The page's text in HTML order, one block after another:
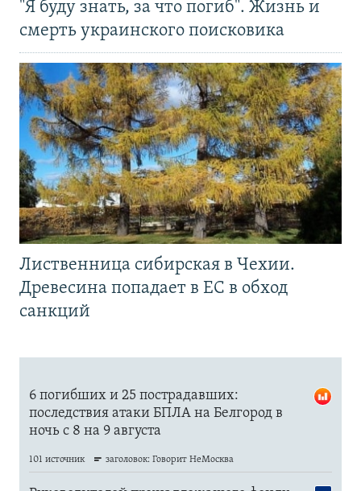
"Я буду знать, за что погиб". Жизнь и
смерть украинского поисковика
Лиственница сибирская в Чехии.
Древесина попадает в ЕС в обход
санкций